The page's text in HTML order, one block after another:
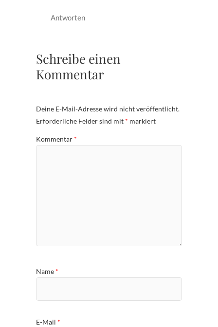
Antworten
Schreibe einen
Kommentar
Deine E-Mail-Adresse wird nicht veröffentlicht.
Erforderliche Felder sind mit * markiert
Kommentar *
Name *
E-Mail *